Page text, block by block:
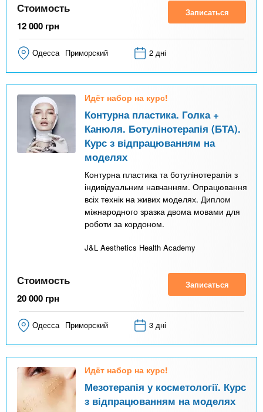
Стоимость
12 000 грн
Записаться
Одесса Приморский 2 дні
Идёт набор на курс!
Контурна пластика. Голка +
Канюля. Ботулінотерапія (БТА).
Курс з відпрацюванням на
моделях
Контурна пластика та ботулінотерапія з
індивідуальним навчанням. Опрацювання
всіх технік на живих моделях. Диплом
міжнародного зразка двома мовами для
роботи за кордоном.
J&L Aesthetics Health Academy
Стоимость
20 000 грн
Записаться
Одесса Приморский 3 дні
Идёт набор на курс!
Мезотерапія у косметології. Курс
з відпрацюванням на моделях